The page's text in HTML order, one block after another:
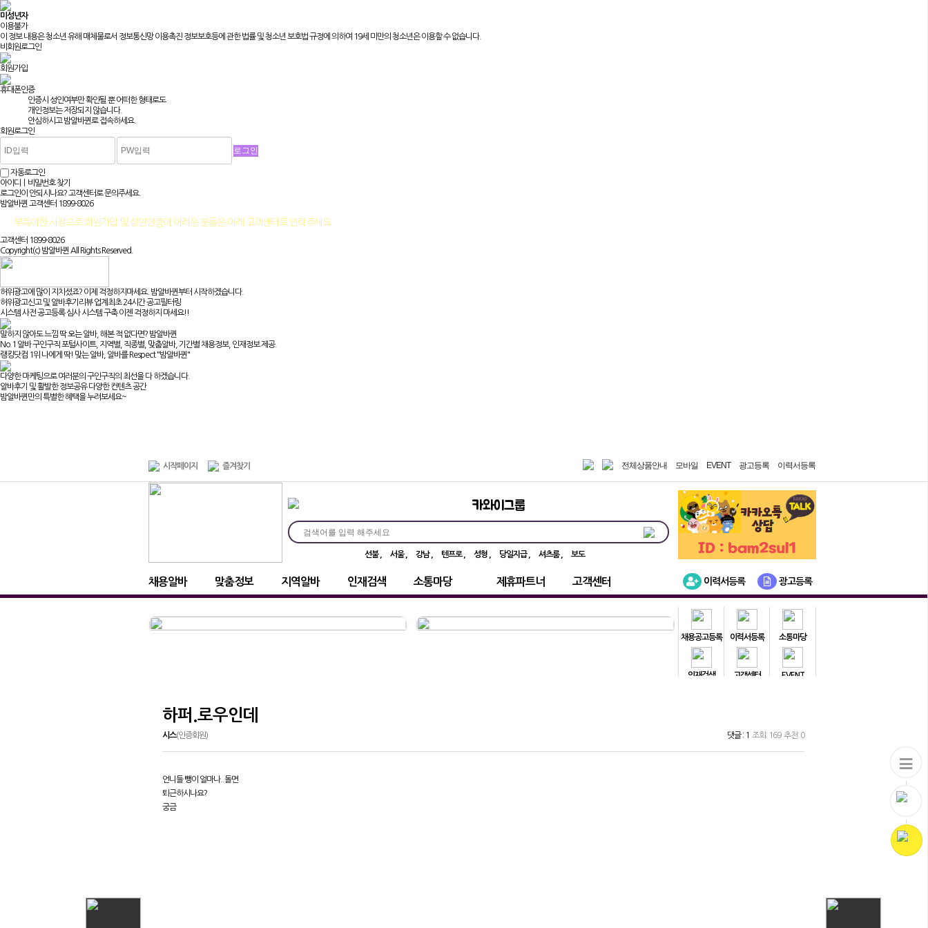
미성년자
이용불가
이 정보 내용은 청소년 유해 매체물로서 정보통신망 이용촉진 정보보호등에 관한 법률 및 청소년 보호법 규정에 의하여 19세 미만의 청소년은 이용할 수 없습니다.
비회원로그인
회원가입
휴대폰인증
인증시 성인여부만 확인될 뿐어떠한 형태로도
개인정보는 저장되지 않습니다.
안심하시고 밤알바퀸로 접속하세요.
회원로그인
자동로그인
아이디ㅣ비밀번호 찾기
로그인이 안되시나요? 고객센터로 문의주세요.
밤알바퀸 고객센터 1899-8026
부득이한 사정으로 회원가입 및 성인인증이 어려운 분들은 아래 고객센터로 연락주세요
고객센터 1899-8026
Copyright(c) 밤알바퀸 All Rights Reserved.
허위광고에 많이 지치셨죠? 이제 걱정하지마세요. 밤알바퀸부터 시작하겠습니다.
허위광고신고 및 알바후기리뷰 업계최초 24시간 공고필터링
시스템 사전 공고등록 심사 시스템 구축 이젠 걱정하지 마세요!!
말하지 않아도 느낌 딱 오는 알바, 해본 적 없다면? 밤알바퀸
No.1 알바 구인구직 포털사이트, 지역별, 직종별, 맞춤알바, 기간별 채용정보, 인재정보 제공.
랭킹닷컴 1위 나에게 딱! 맞는 알바, 알바를 Respect "밤알바퀸"
다양한 마케팅으로 여러분의 구인구직의 최선을 다 하겠습니다.
알바후기 및 활발한 정보공유 다양한 컨텐츠 공간
밤알바퀸만의 특별한 혜택을 누려보세요~
시작페이지 즐겨찾기 전체상품안내 모바일 EVENT 광고등록 이력서등록
부산 윤희언니
카와이그룹
선불 서울 강남 텐프로 성형 당일지급 셔츠룸 보도
채용알바 맞춤정보 지역알바 인재검색 소통마당 제휴파트너 고객센터 이력서등록 광고등록
채용공고등록 이력서등록 소통마당
인재검색 고객센터 EVENT
하퍼.로우인데
시스(인증회원) 댓글 : 1 조회: 169 추천: 0
언니들 뺑이 얼마나..돌면
퇴근하시나요?
궁금